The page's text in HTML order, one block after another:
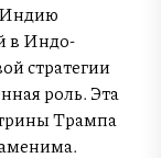
Индию
в Индо-
стратегии
роль. Эта
Трампа